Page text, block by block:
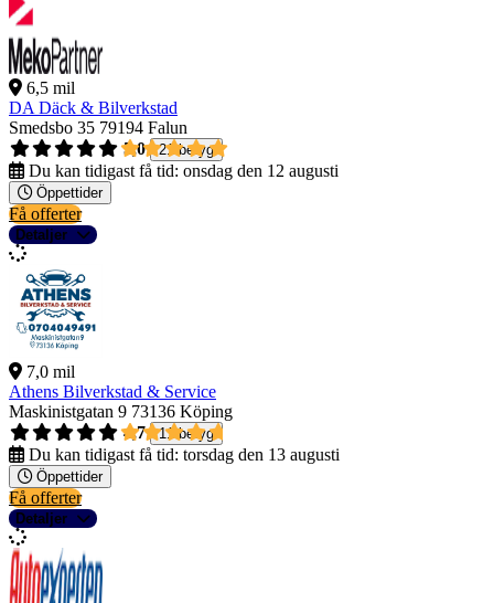
6,5 mil
DA Däck & Bilverkstad
Smedsbo 35 79194 Falun
5,0
21 betyg
Du kan tidigast få tid: onsdag den 12 augusti
Öppettider
Få offerter
Detaljer
7,0 mil
Athens Bilverkstad & Service
Maskinistgatan 9 73136 Köping
4,7
11 betyg
Du kan tidigast få tid: torsdag den 13 augusti
Öppettider
Få offerter
Detaljer